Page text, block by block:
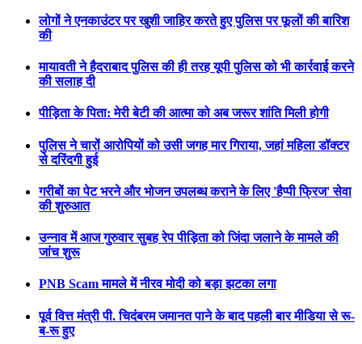
लोगों ने एनकाउंटर पर खुशी जाहिर करते हुए पुलिस पर फूलों की बारिश
की
मायावती ने हैदराबाद पुलिस की ही तरह यूपी पुलिस को भी कार्रवाई करने
की सलाह दी
पीड़िता के पिता: मेरी बेटी की आत्मा को अब जरूर शांति मिली होगी
पुलिस ने चारों आरोपियों को उसी जगह मार गिराया, जहां महिला डॉक्टर
से दरिंदगी हुई
गरीबों का पेट भरने और भोजन उपलब्ध कराने के लिए 'हैप्पी फ्रिज' सेवा
की शुरुआत
उन्नाव में आज गुरुवार सुबह रेप पीड़िता को जिंदा जलाने के मामले की
जांच शुरू
PNB Scam मामले में नीरव मोदी को बड़ा झटका लगा
पूर्व वित्त मंत्री पी. चिदंबरम जमानत पाने के बाद पहली बार मीडिया से रू-
ब-रू हुए